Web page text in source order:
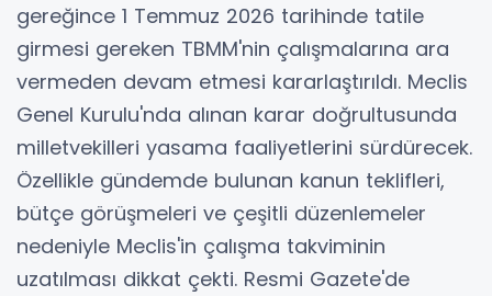
gereğince 1 Temmuz 2026 tarihinde tatile
girmesi gereken TBMM'nin çalışmalarına ara
vermeden devam etmesi kararlaştırıldı. Meclis
Genel Kurulu'nda alınan karar doğrultusunda
milletvekilleri yasama faaliyetlerini sürdürecek.
Özellikle gündemde bulunan kanun teklifleri,
bütçe görüşmeleri ve çeşitli düzenlemeler
nedeniyle Meclis'in çalışma takviminin
uzatılması dikkat çekti. Resmi Gazete'de